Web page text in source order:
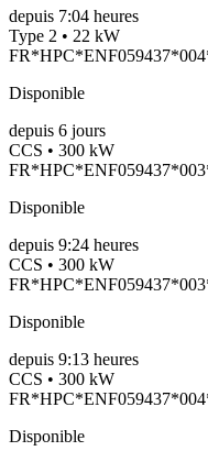
depuis 7:04 heures
Type 2 • 22 kW
Disponible
depuis 6 jours
CCS • 300 kW
Disponible
depuis 9:24 heures
CCS • 300 kW
Disponible
depuis 9:13 heures
CCS • 300 kW
Disponible